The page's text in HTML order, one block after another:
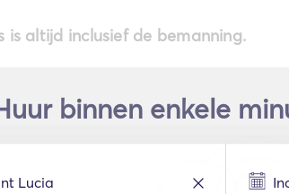
is altijd inclusief de bemanning.
binnen enkele